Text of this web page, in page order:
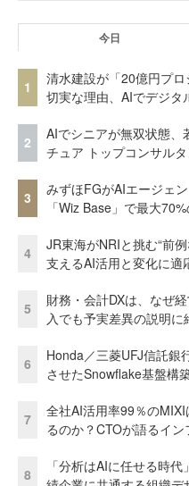
今日
1
清水建設が「20億円プ
切実な理由、AIでデジタ
2
AIでシニアが無双状態、
チュア トップコンサルタ
3
みずほFGがAIエージェ
「Wiz Base」で最大
4
JR東海がNRIと挑む“前
支えるAI活用と変化に適
5
財務・会計DXは、なぜ
入でも予実差異の説明
6
Honda／三菱UFJ信託銀
させたSnowflake基盤構
7
全社AI活用率99％の
るのか？CTOが語るイ
8
「分析はAIに任せる時